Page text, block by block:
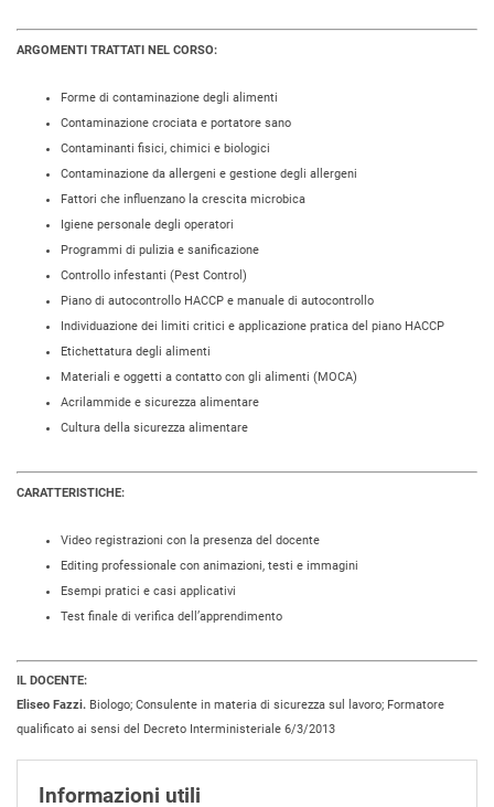
ARGOMENTI TRATTATI NEL CORSO:
Forme di contaminazione degli alimenti
Contaminazione crociata e portatore sano
Contaminanti fisici, chimici e biologici
Contaminazione da allergeni e gestione degli allergeni
Fattori che influenzano la crescita microbica
Igiene personale degli operatori
Programmi di pulizia e sanificazione
Controllo infestanti (Pest Control)
Piano di autocontrollo HACCP e manuale di autocontrollo
Individuazione dei limiti critici e applicazione pratica del piano HACCP
Etichettatura degli alimenti
Materiali e oggetti a contatto con gli alimenti (MOCA)
Acrilammide e sicurezza alimentare
Cultura della sicurezza alimentare
CARATTERISTICHE:
Video registrazioni con la presenza del docente
Editing professionale con animazioni, testi e immagini
Esempi pratici e casi applicativi
Test finale di verifica dell’apprendimento
IL DOCENTE:
Eliseo Fazzi. Biologo; Consulente in materia di sicurezza sul lavoro; Formatore
qualificato ai sensi del Decreto Interministeriale 6/3/2013
Informazioni utili